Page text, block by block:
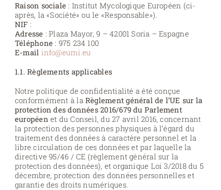
Raison sociale : Institut Mycologique Européen (ci-
après, la «Société» ou le «Responsable»).
NIF :
Adresse : Plaza Mayor, 9 – 42001 Soria – Espagne
Téléphone : 975 234 100
E-mail info@eumi.eu
1.1. Règlements applicables
Notre politique de confidentialité a été conçue
conformément à laRèglement général de l’UE sur la
protection des données 2016/679 du Parlement
européenet du Conseil, du 27 avril 2016, concernant
la protection des personnes physiques à l’égard du
traitement des données à caractère personnel et la
libre circulation de ces données et par laquelle la
directive 95/46 / CE (règlement général sur la
protection des données), et organique Loi 3/2018 du 5
décembre, protection des données personnelles et
garantie des droits numériques.